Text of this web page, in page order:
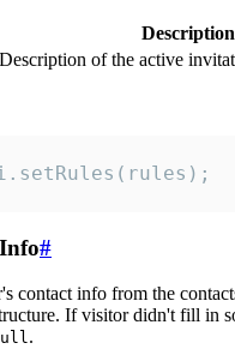
Description
Description of the active
#
contact info from the
If visitor didn't fill in
.